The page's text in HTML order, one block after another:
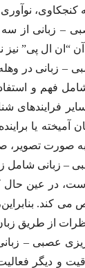
کنجکاوی،
“ان ال پی” نیز
– زبانی در
فهم و
فرایندهای
آمیخته یا
به صورت
– زبانی شامل
در عین حال
کند.
نظرات از طریق
عصبی –
و دیگر